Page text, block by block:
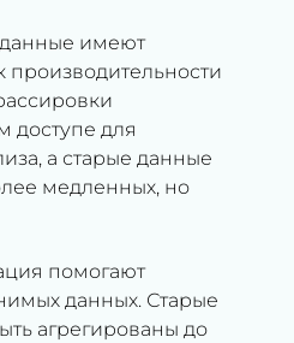
имеют
производительности
доступе для
а старые данные
медленных, но
помогают
данных. Старые
агрегированы до